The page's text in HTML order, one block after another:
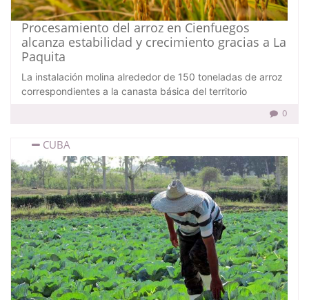
Procesamiento del arroz en Cienfuegos
alcanza estabilidad y crecimiento gracias a La
Paquita
La instalación molina alrededor de 150 toneladas de arroz
correspondientes a la canasta básica del territorio
0
CUBA